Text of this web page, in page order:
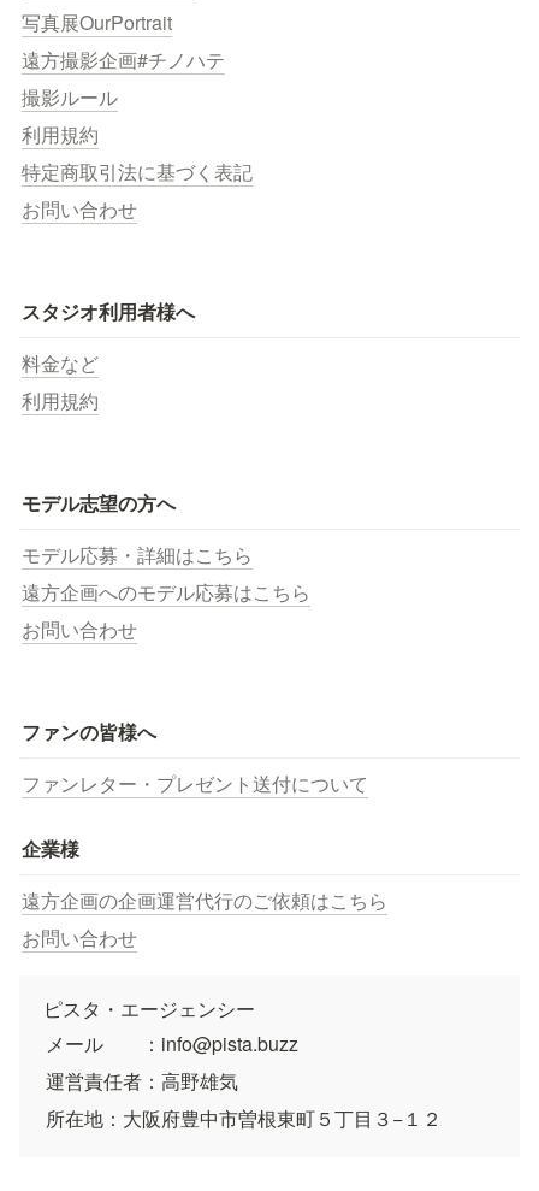
写真展OurPortrait
遠方撮影企画#チノハテ
撮影ルール
利用規約
特定商取引法に基づく表記
お問い合わせ
スタジオ利用者様へ
料金など
利用規約
モデル志望の方へ
モデル応募・詳細はこちら
遠方企画へのモデル応募はこちら
お問い合わせ
ファンの皆様へ
ファンレター・プレゼント送付について
企業様
遠方企画の企画運営代行のご依頼はこちら
お問い合わせ
ピスタ・エージェンシー
メール　　：info@pista.buzz
運営責任者：高野雄気
所在地：大阪府豊中市曽根東町５丁目３−１２